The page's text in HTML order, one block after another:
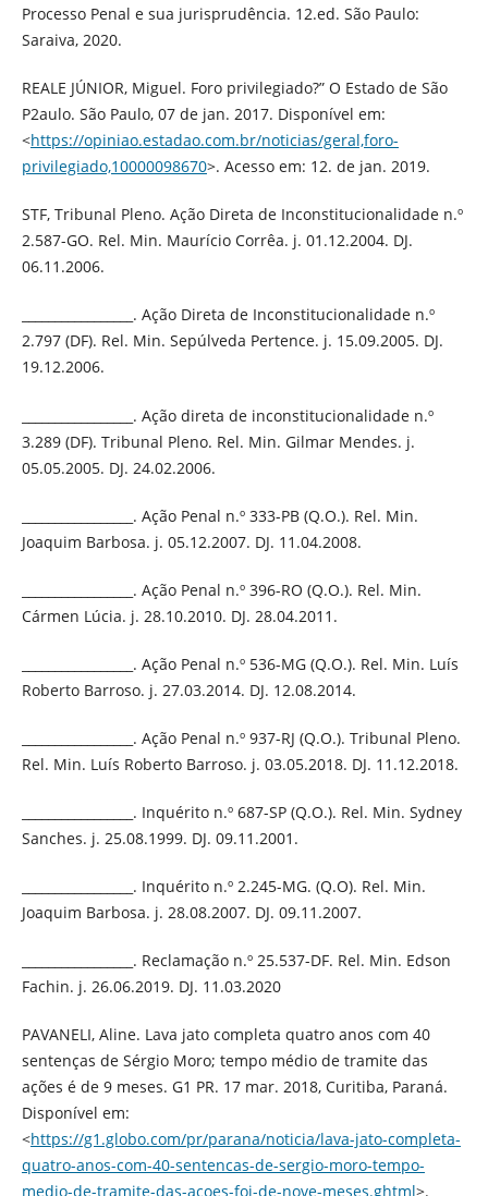
Processo Penal e sua jurisprudência. 12.ed. São Paulo:
Saraiva, 2020.
REALE JÚNIOR, Miguel. Foro privilegiado?” O Estado de São
P2aulo. São Paulo, 07 de jan. 2017. Disponível em:
<https://opiniao.estadao.com.br/noticias/geral,foro-
privilegiado,10000098670>. Acesso em: 12. de jan. 2019.
STF, Tribunal Pleno. Ação Direta de Inconstitucionalidade n.º
2.587-GO. Rel. Min. Maurício Corrêa. j. 01.12.2004. DJ.
06.11.2006.
_________________. Ação Direta de Inconstitucionalidade n.º
2.797 (DF). Rel. Min. Sepúlveda Pertence. j. 15.09.2005. DJ.
19.12.2006.
_________________. Ação direta de inconstitucionalidade n.º
3.289 (DF). Tribunal Pleno. Rel. Min. Gilmar Mendes. j.
05.05.2005. DJ. 24.02.2006.
_________________. Ação Penal n.º 333-PB (Q.O.). Rel. Min.
Joaquim Barbosa. j. 05.12.2007. DJ. 11.04.2008.
_________________. Ação Penal n.º 396-RO (Q.O.). Rel. Min.
Cármen Lúcia. j. 28.10.2010. DJ. 28.04.2011.
_________________. Ação Penal n.º 536-MG (Q.O.). Rel. Min. Luís
Roberto Barroso. j. 27.03.2014. DJ. 12.08.2014.
_________________. Ação Penal n.º 937-RJ (Q.O.). Tribunal Pleno.
Rel. Min. Luís Roberto Barroso. j. 03.05.2018. DJ. 11.12.2018.
_________________. Inquérito n.º 687-SP (Q.O.). Rel. Min. Sydney
Sanches. j. 25.08.1999. DJ. 09.11.2001.
_________________. Inquérito n.º 2.245-MG. (Q.O). Rel. Min.
Joaquim Barbosa. j. 28.08.2007. DJ. 09.11.2007.
_________________. Reclamação n.º 25.537-DF. Rel. Min. Edson
Fachin. j. 26.06.2019. DJ. 11.03.2020
PAVANELI, Aline. Lava jato completa quatro anos com 40
sentenças de Sérgio Moro; tempo médio de tramite das
ações é de 9 meses. G1 PR. 17 mar. 2018, Curitiba, Paraná.
Disponível em:
<https://g1.globo.com/pr/parana/noticia/lava-jato-completa-
quatro-anos-com-40-sentencas-de-sergio-moro-tempo-
medio-de-tramite-das-acoes-foi-de-nove-meses.ghtml>.